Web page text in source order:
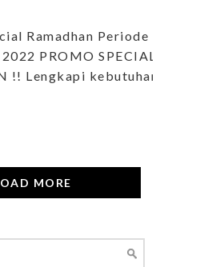
Ramadhan Periode
PROMO SPECIAL
!! Lengkapi kebutuhan
MORE